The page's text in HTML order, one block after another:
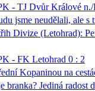
- TJ Dvůr Králové
jsme neudělali, ale
Divize (Letohrad):
- FK Letohrad 0 : 2
Kopaninou na
branka? Jediná radost